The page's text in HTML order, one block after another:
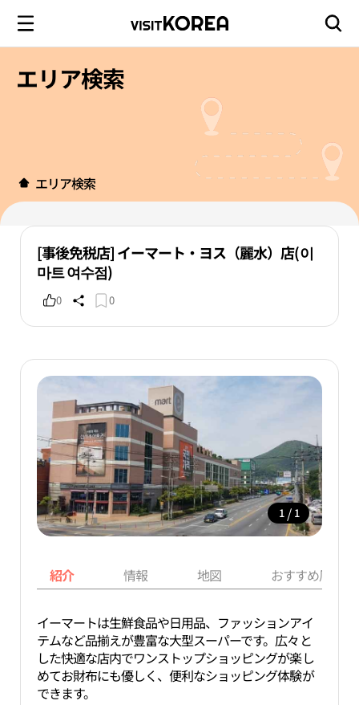
エリア検索
エリア検索
[事後免税店] イーマート・ヨス（麗水）店(이
마트 여수점)
0 0
1 / 1
紹介 情報 地図 おすすめ周辺
イーマートは生鮮食品や日用品、ファッションアイ
テムなど品揃えが豊富な大型スーパーです。広々と
した快適な店内でワンストップショッピングが楽し
めてお財布にも優しく、便利なショッピング体験が
できます。